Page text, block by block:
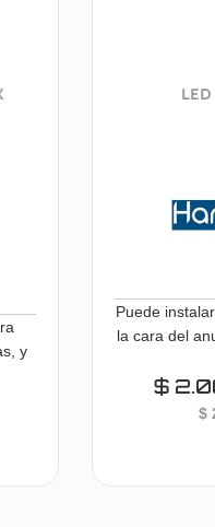
y
Puede
la cara del
$
$